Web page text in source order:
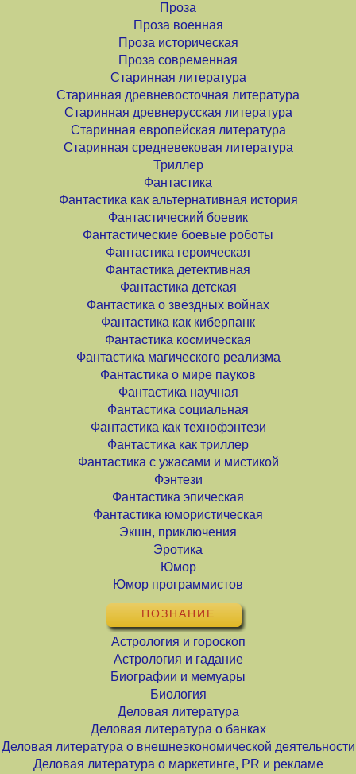
Проза
Проза военная
Проза историческая
Проза современная
Старинная литература
Старинная древневосточная литература
Старинная древнерусская литература
Старинная европейская литература
Старинная средневековая литература
Триллер
Фантастика
Фантастика как альтернативная история
Фантастический боевик
Фантастические боевые роботы
Фантастика героическая
Фантастика детективная
Фантастика детская
Фантастика о звездных войнах
Фантастика как киберпанк
Фантастика космическая
Фантастика магического реализма
Фантастика о мире пауков
Фантастика научная
Фантастика социальная
Фантастика как технофэнтези
Фантастика как триллер
Фантастика с ужасами и мистикой
Фэнтези
Фантастика эпическая
Фантастика юмористическая
Экшн, приключения
Эротика
Юмор
Юмор программистов
ПОЗНАНИЕ
Астрология и гороскоп
Астрология и гадание
Биографии и мемуары
Биология
Деловая литература
Деловая литература о банках
Деловая литература о внешнеэкономической деятельности
Деловая литература о маркетинге, PR и рекламе